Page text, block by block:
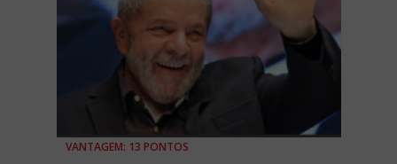
VANTAGEM: 13 PONTOS